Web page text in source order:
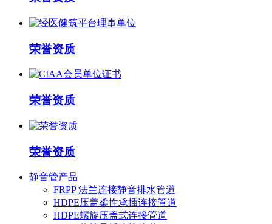
荣誉资质
荣誉资质
荣誉资质
静音管产品
FRPP 法兰连接静音排水管道
HDPE压盖柔性承插连接管道
HDPE螺旋压盖式连接管道